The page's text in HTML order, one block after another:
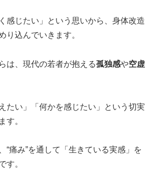
感じたい」という思いから、身体改造
り込んでいきます。
は、現代の若者が抱える孤独感や空虚
たい」「何かを感じたい」という切実
す。
“痛み”を通して「生きている実感」を
す。